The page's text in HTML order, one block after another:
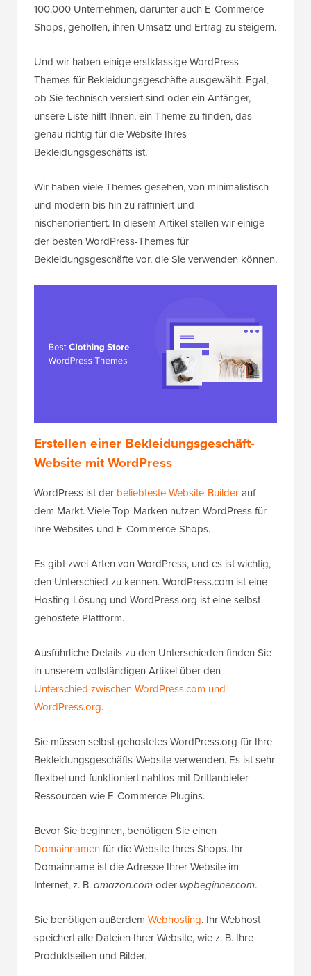
100.000 Unternehmen, darunter auch E-Commerce-
Shops, geholfen, ihren Umsatz und Ertrag zu steigern.
Und wir haben einige erstklassige WordPress-
Themes für Bekleidungsgeschäfte ausgewählt. Egal,
ob Sie technisch versiert sind oder ein Anfänger,
unsere Liste hilft Ihnen, ein Theme zu finden, das
genau richtig für die Website Ihres
Bekleidungsgeschäfts ist.
Wir haben viele Themes gesehen, von minimalistisch
und modern bis hin zu raffiniert und
nischenorientiert. In diesem Artikel stellen wir einige
der besten WordPress-Themes für
Bekleidungsgeschäfte vor, die Sie verwenden können.
Erstellen einer Bekleidungsgeschäft-
Website mit WordPress
WordPress ist der beliebteste Website-Builderauf
dem Markt. Viele Top-Marken nutzen WordPress für
ihre Websites und E-Commerce-Shops.
Es gibt zwei Arten von WordPress, und es ist wichtig,
den Unterschied zu kennen. WordPress.com ist eine
Hosting-Lösung und WordPress.org ist eine selbst
gehostete Plattform.
Ausführliche Details zu den Unterschieden finden Sie
in unserem vollständigen Artikel über den
Unterschied zwischen WordPress.com und
WordPress.org.
Sie müssen selbst gehostetes WordPress.org für Ihre
Bekleidungsgeschäfts-Website verwenden. Es ist sehr
flexibel und funktioniert nahtlos mit Drittanbieter-
Ressourcen wie E-Commerce-Plugins.
Bevor Sie beginnen, benötigen Sie einen
Domainnamenfür die Website Ihres Shops. Ihr
Domainname ist die Adresse Ihrer Website im
Internet, z. B.amazon.comoder wpbeginner.com.
Sie benötigen außerdem Webhosting. Ihr Webhost
speichert alle Dateien Ihrer Website, wie z. B. Ihre
Produktseiten und Bilder.